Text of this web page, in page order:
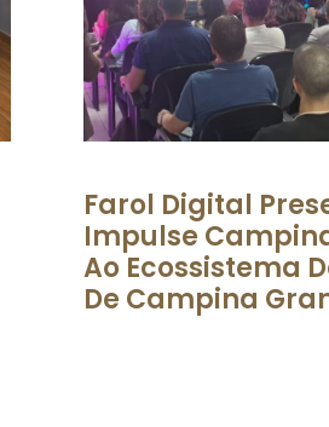
Farol Digital
Impulse
Ao Ecossistema
De Campina